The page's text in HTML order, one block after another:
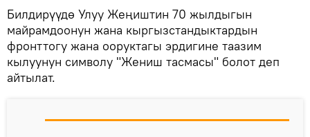
Билдирүүдө Улуу Жеңиштин 70 жылдыгын
майрамдоонун жана кыргызстандыктардын
фронттогу жана ооруктагы эрдигине таазим
кылуунун символу "Жениш тасмасы" болот деп
айтылат.